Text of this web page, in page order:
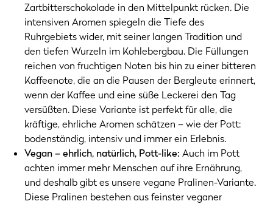
Zartbitterschokolade in den Mittelpunkt rücken. Die
intensiven Aromen spiegeln die Tiefe des
Ruhrgebiets wider, mit seiner langen Tradition und
den tiefen Wurzeln im Kohlebergbau. Die Füllungen
reichen von fruchtigen Noten bis hin zu einer bitteren
Kaffeenote, die an die Pausen der Bergleute erinnert,
wenn der Kaffee und eine süße Leckerei den Tag
versüßten. Diese Variante ist perfekt für alle, die
kräftige, ehrliche Aromen schätzen – wie der Pott:
bodenständig, intensiv und immer ein Erlebnis.
Vegan – ehrlich, natürlich, Pott-like: Auch im Pott
achten immer mehr Menschen auf ihre Ernährung,
und deshalb gibt es unsere vegane Pralinen-Variante.
Diese Pralinen bestehen aus feinster veganer